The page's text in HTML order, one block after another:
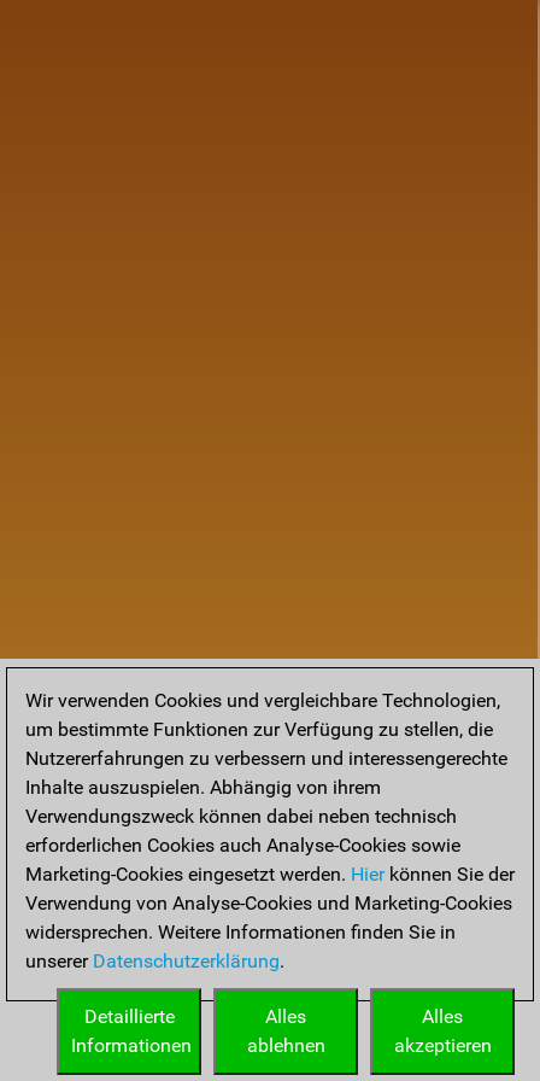
Wir verwenden Cookies und vergleichbare Technologien,
um bestimmte Funktionen zur Verfügung zu stellen, die
Nutzererfahrungen zu verbessern und interessengerechte
Inhalte auszuspielen. Abhängig von ihrem
Verwendungszweck können dabei neben technisch
erforderlichen Cookies auch Analyse-Cookies sowie
Marketing-Cookies eingesetzt werden. Hierkönnen Sie der
Verwendung von Analyse-Cookies und Marketing-Cookies
widersprechen. Weitere Informationen finden Sie in
unserer Datenschutzerklärung.
Alles
akzeptieren
Alles
ablehnen
Detaillierte
Informationen